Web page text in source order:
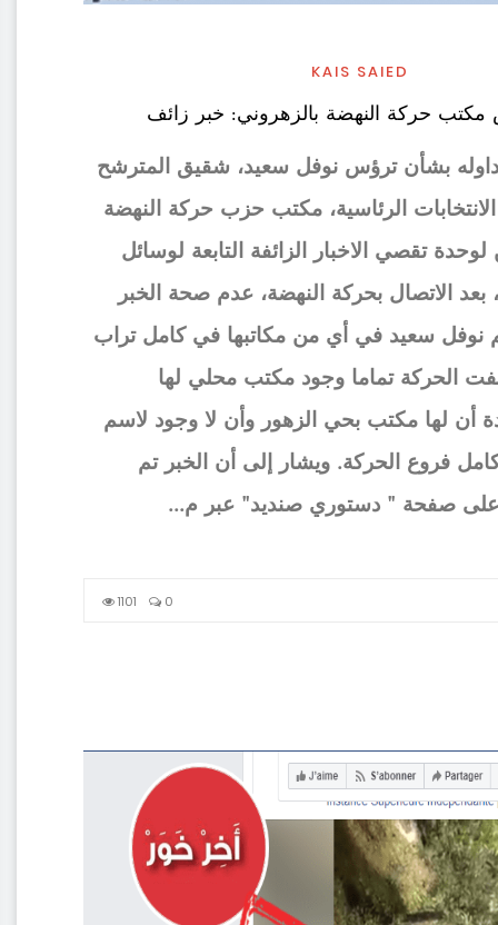
KAIS SAIED
حركة النهضة بالزهروني: خبر زائف
بشأن ترؤس نوفل سعيد، شقيق المترشح
الرئاسية، مكتب حزب حركة النهضة
لوحدة تقصي الاخبار الزائفة التابعة لوسائل
بعد الاتصال بحركة النهضة، عدم صحة الخبر
نوفل سعيد في أي من مكاتبها في كامل تراب
الحركة تماما وجود مكتب محلي لها
أن لها مكتب بحي الزهور وأن لا وجود لاسم
فروع الحركة. ويشار إلى أن الخبر تم
1101 0